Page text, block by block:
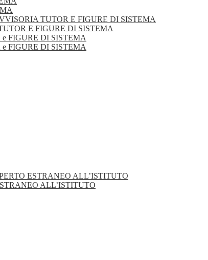
TUTOR E FIGURE DI SISTEMA
E FIGURE DI SISTEMA
FIGURE DI SISTEMA
FIGURE DI SISTEMA
ESTRANEO ALL’ISTITUTO
ALL’ISTITUTO